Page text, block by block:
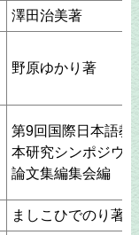
澤田治美著
野原ゆかり著
第9回国際日本語教
本研究シンポジウ
論文集編集会編
ましこひでのり著